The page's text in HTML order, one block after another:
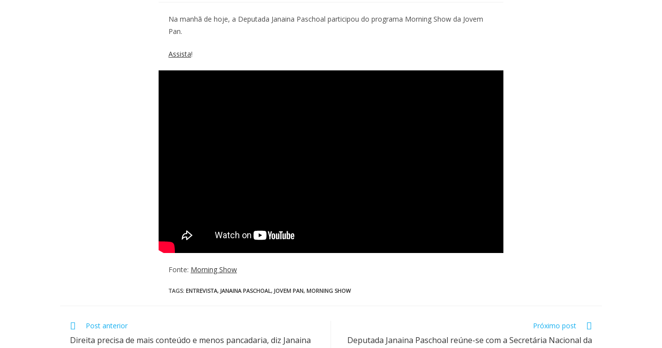
Na manhã de hoje, a Deputada Janaina Paschoal participou do programa Morning Show da Jovem
Pan.
Assista!
Fonte: Morning Show
TAGS: ENTREVISTA, JANAINA PASCHOAL, JOVEM PAN, MORNING SHOW
Post anterior
Direita precisa de mais conteúdo e menos pancadaria, diz Janaina
Próximo post
Deputada Janaina Paschoal reúne-se com a Secretária Nacional da